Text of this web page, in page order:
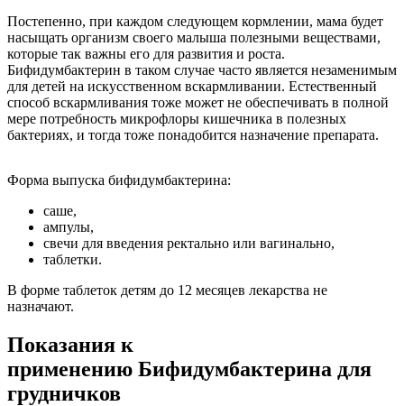
Постепенно, при каждом следующем кормлении, мама будет
насыщать организм своего малыша полезными веществами,
которые так важны его для развития и роста.
Бифидумбактерин в таком случае часто является незаменимым
для детей на искусственном вскармливании. Естественный
способ вскармливания тоже может не обеспечивать в полной
мере потребность микрофлоры кишечника в полезных
бактериях, и тогда тоже понадобится назначение препарата.
Форма выпуска бифидумбактерина:
саше,
ампулы,
свечи для введения ректально или вагинально,
таблетки.
В форме таблеток детям до 12 месяцев лекарства не
назначают.
Показания к
применению Бифидумбактерина для
грудничков